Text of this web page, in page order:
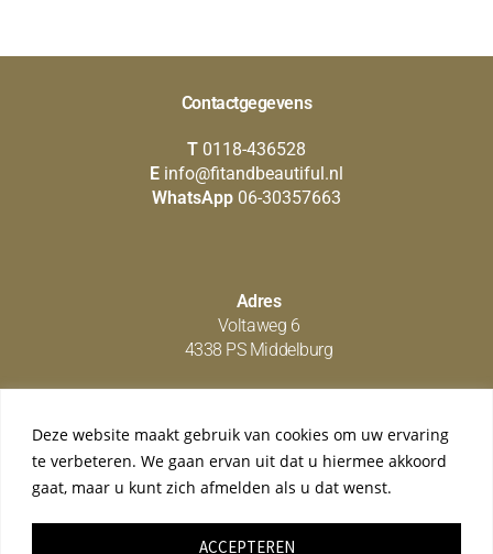
Deze website maakt gebruik van cookies om uw ervaring
te verbeteren. We gaan ervan uit dat u hiermee akkoord
gaat, maar u kunt zich afmelden als u dat wenst.
ACCEPTEREN
Contactgegevens
T 0118-436528
E info@fitandbeautiful.nl
WhatsApp 06-30357663
Adres
Voltaweg 6
4338 PS Middelburg
Social media